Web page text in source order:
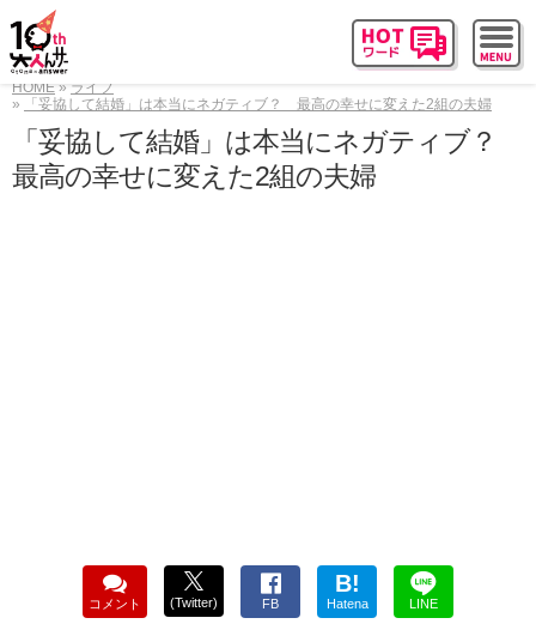
HOME
ライフ
「妥協して結婚」は本当にネガティブ？ 最高の幸せに変えた2組の夫婦
「妥協して結婚」は本当にネガティブ？
最高の幸せに変えた2組の夫婦
コメント (Twitter) FB
B!
Hatena LINE